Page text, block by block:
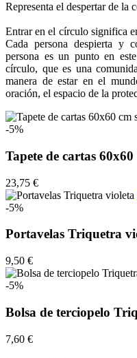
Representa el despertar de la
Entrar en el círculo significa
Cada persona despierta y
persona es un punto en
círculo, que es una
manera de estar en el
oración, el espacio de la
-5%
Tapete de cartas
23,75 €
-5%
Portavelas Triquetra
9,50 €
-5%
Bolsa de terciopelo
7,60 €